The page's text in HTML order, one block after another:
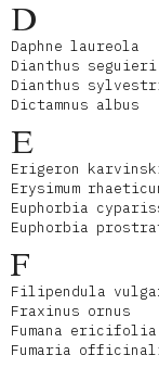
D
Daphne laureola
Dianthus seguieri
Dianthus
Dictamnus albus
E
Erigeron
Erysimum
Euphorbia
Euphorbia
F
Filipendula
Fraxinus ornus
Fumana ericifolia
Fumaria